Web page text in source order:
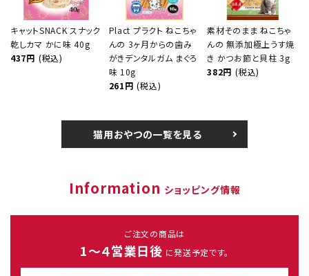
キャットSNACK スナック
乾しカマ かに味 40g
437円 (税込)
Plact プラクト ねこちゃ
んの 3ヶ月からの歯み
がきデンタルガム まぐろ
味 10g
261円 (税込)
素材そのまま ねこちゃ
んの 無添加極上うす焼
き かつお節と貝柱 3g
382円 (税込)
猫用おやつの一覧を見る
Information ショッピング情報
ご注文の商品は
1～４営業日後 に発送予定です。